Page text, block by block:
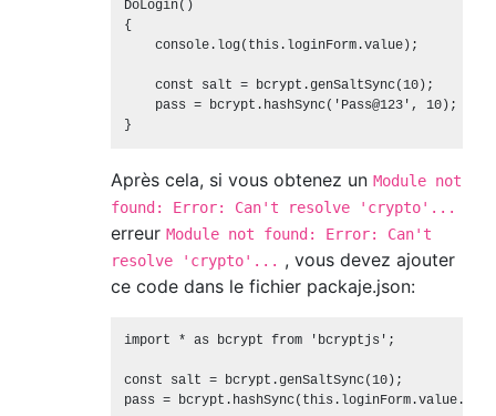
DoLogin()
{
    console.log(this.loginForm.value);
    const salt = bcrypt.genSaltSync(10);
    pass = bcrypt.hashSync('Pass@123', 10);
Après cela, si vous obtenez un Module not
found: Error: Can't resolve 'crypto'...
erreur Module not found: Error: Can't
resolve 'crypto'... , vous devez ajouter
ce code dans le fichier packaje.json:
import * as bcrypt from 'bcryptjs';
const salt = bcrypt.genSaltSync(10);
pass =